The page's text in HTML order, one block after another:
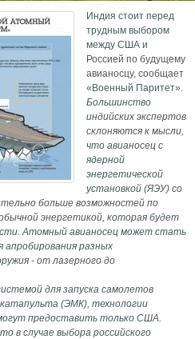
Индия стоит перед
трудным выбором
между США и
Россией по будущему
авианосцу, сообщает
«Военный Паритет».
Большинство
индийских экспертов
склоняются к мысли,
что авианосец с
ядерной
энергетической
установкой (ЯЭУ) со
больше возможностей по
энергетикой, которая будет
Атомный авианосец может стать
разных
- от лазерного до
для запуска самолетов
(ЭМК), технологии
предоставить только США.
в случае выбора российского